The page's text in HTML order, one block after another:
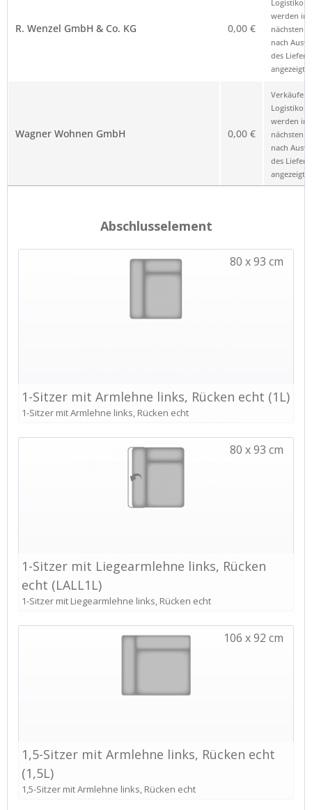
R. Wenzel GmbH & Co. KG 0,00 €
werden im
nächsten
nach
des
angezeigt.
Wagner Wohnen GmbH 0,00 €
Verkäufer
werden im
nächsten
nach
des
angezeigt.